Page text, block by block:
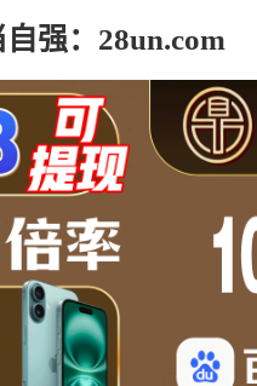
强：28un.com